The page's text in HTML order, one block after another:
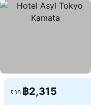
จาก ฿2,315